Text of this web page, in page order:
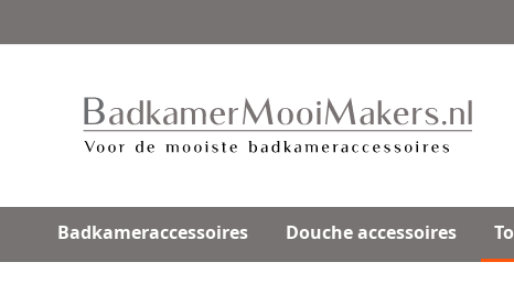
direct
inhoud
Badkameraccessoires Douche accessoires